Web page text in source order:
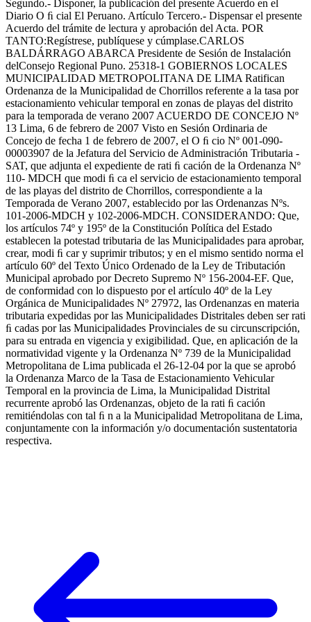
Segundo.- Disponer, la publicación del presente Acuerdo en el
Diario O ﬁ cial El Peruano. Artículo Tercero.- Dispensar el presente
Acuerdo del trámite de lectura y aprobación del Acta. POR
TANTO:Regístrese, publíquese y cúmplase.CARLOS
BALDÁRRAGO ABARCA Presidente de Sesión de Instalación
delConsejo Regional Puno. 25318-1 GOBIERNOS LOCALES
MUNICIPALIDAD METROPOLITANA DE LIMA Ratifican
Ordenanza de la Municipalidad de Chorrillos referente a la tasa por
estacionamiento vehicular temporal en zonas de playas del distrito
para la temporada de verano 2007 ACUERDO DE CONCEJO Nº
13 Lima, 6 de febrero de 2007 Visto en Sesión Ordinaria de
Concejo de fecha 1 de febrero de 2007, el O ﬁ cio Nº 001-090-
00003907 de la Jefatura del Servicio de Administración Tributaria -
SAT, que adjunta el expediente de rati ﬁ cación de la Ordenanza Nº
110- MDCH que modi ﬁ ca el servicio de estacionamiento temporal
de las playas del distrito de Chorrillos, correspondiente a la
Temporada de Verano 2007, establecido por las Ordenanzas Nºs.
101-2006-MDCH y 102-2006-MDCH. CONSIDERANDO: Que,
los artículos 74º y 195º de la Constitución Política del Estado
establecen la potestad tributaria de las Municipalidades para aprobar,
crear, modi ﬁ car y suprimir tributos; y en el mismo sentido norma el
artículo 60º del Texto Único Ordenado de la Ley de Tributación
Municipal aprobado por Decreto Supremo Nº 156-2004-EF. Que,
de conformidad con lo dispuesto por el artículo 40º de la Ley
Orgánica de Municipalidades Nº 27972, las Ordenanzas en materia
tributaria expedidas por las Municipalidades Distritales deben ser rati
ﬁ cadas por las Municipalidades Provinciales de su circunscripción,
para su entrada en vigencia y exigibilidad. Que, en aplicación de la
normatividad vigente y la Ordenanza Nº 739 de la Municipalidad
Metropolitana de Lima publicada el 26-12-04 por la que se aprobó
la Ordenanza Marco de la Tasa de Estacionamiento Vehicular
Temporal en la provincia de Lima, la Municipalidad Distrital
recurrente aprobó las Ordenanzas, objeto de la rati ﬁ cación
remitiéndolas con tal ﬁ n a la Municipalidad Metropolitana de Lima,
conjuntamente con la información y/o documentación sustentatoria
respectiva.